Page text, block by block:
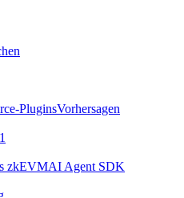
PluginsVorhersagen
zkEVMAI Agent SDK